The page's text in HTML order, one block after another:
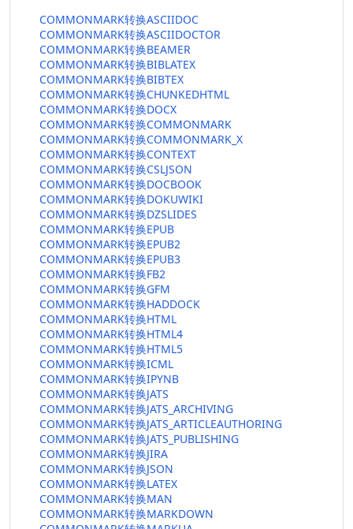
COMMONMARK转换ASCIIDOC
COMMONMARK转换ASCIIDOCTOR
COMMONMARK转换BEAMER
COMMONMARK转换BIBLATEX
COMMONMARK转换BIBTEX
COMMONMARK转换CHUNKEDHTML
COMMONMARK转换DOCX
COMMONMARK转换COMMONMARK
COMMONMARK转换COMMONMARK_X
COMMONMARK转换CONTEXT
COMMONMARK转换CSLJSON
COMMONMARK转换DOCBOOK
COMMONMARK转换DOKUWIKI
COMMONMARK转换DZSLIDES
COMMONMARK转换EPUB
COMMONMARK转换EPUB2
COMMONMARK转换EPUB3
COMMONMARK转换FB2
COMMONMARK转换GFM
COMMONMARK转换HADDOCK
COMMONMARK转换HTML
COMMONMARK转换HTML4
COMMONMARK转换HTML5
COMMONMARK转换ICML
COMMONMARK转换IPYNB
COMMONMARK转换JATS
COMMONMARK转换JATS_ARCHIVING
COMMONMARK转换JATS_ARTICLEAUTHORING
COMMONMARK转换JATS_PUBLISHING
COMMONMARK转换JIRA
COMMONMARK转换JSON
COMMONMARK转换LATEX
COMMONMARK转换MAN
COMMONMARK转换MARKDOWN